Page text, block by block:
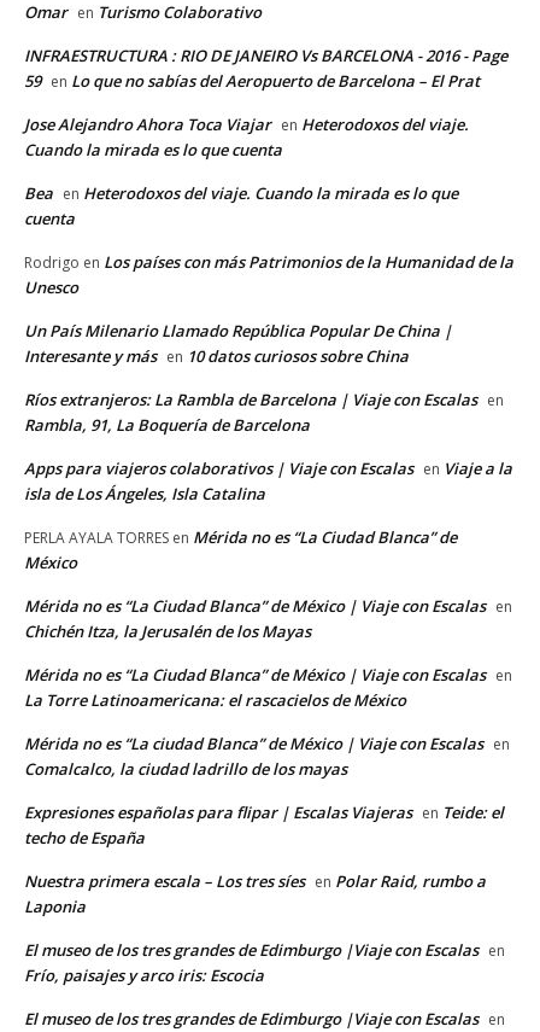
Omar en Turismo Colaborativo
INFRAESTRUCTURA : RIO DE JANEIRO Vs BARCELONA - 2016 - Page
59 en Lo que no sabías del Aeropuerto de Barcelona – El Prat
Jose Alejandro Ahora Toca Viajar en Heterodoxos del viaje.
Cuando la mirada es lo que cuenta
Bea en Heterodoxos del viaje. Cuando la mirada es lo que
cuenta
Rodrigo en Los países con más Patrimonios de la Humanidad de la
Unesco
Un País Milenario Llamado República Popular De China |
Interesante y más en 10 datos curiosos sobre China
Ríos extranjeros: La Rambla de Barcelona | Viaje con Escalas en
Rambla, 91, La Boquería de Barcelona
Apps para viajeros colaborativos | Viaje con Escalas en Viaje a la
isla de Los Ángeles, Isla Catalina
PERLA AYALA TORRES en Mérida no es “La Ciudad Blanca” de
México
Mérida no es “La Ciudad Blanca” de México | Viaje con Escalas en
Chichén Itza, la Jerusalén de los Mayas
Mérida no es “La Ciudad Blanca” de México | Viaje con Escalas en
La Torre Latinoamericana: el rascacielos de México
Mérida no es “La ciudad Blanca” de México | Viaje con Escalas en
Comalcalco, la ciudad ladrillo de los mayas
Expresiones españolas para flipar | Escalas Viajeras en Teide: el
techo de España
Nuestra primera escala – Los tres síes en Polar Raid, rumbo a
Laponia
El museo de los tres grandes de Edimburgo |Viaje con Escalas en
Frío, paisajes y arco iris: Escocia
El museo de los tres grandes de Edimburgo |Viaje con Escalas en